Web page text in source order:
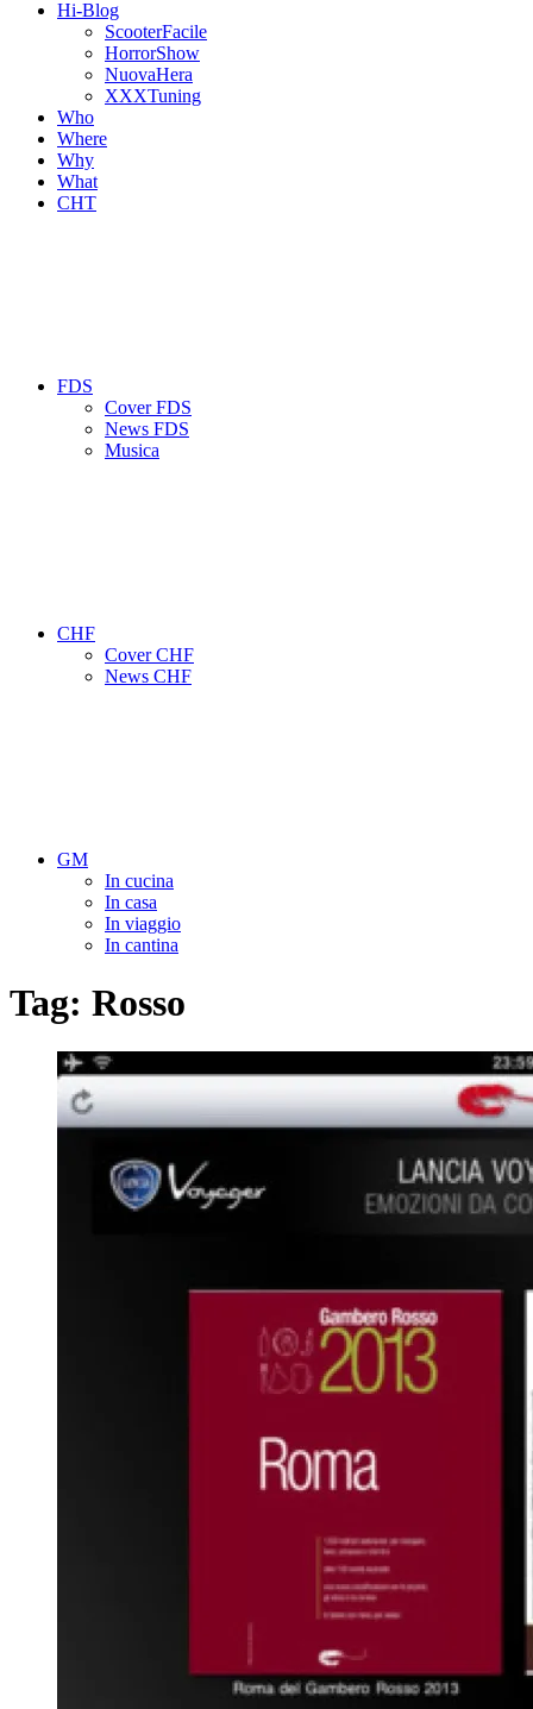
Hi-Blog
ScooterFacile
HorrorShow
NuovaHera
XXXTuning
Who
Where
Why
What
CHT
FDS
Cover FDS
News FDS
Musica
CHF
Cover CHF
News CHF
GM
In cucina
In casa
In viaggio
In cantina
Tag: Rosso